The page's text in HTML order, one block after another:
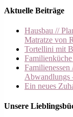
Aktuelle Beiträge
Hausbau //
Matratze von
Tortellini mit
Familienessen
Abwandlungs
Ein neues
Unsere